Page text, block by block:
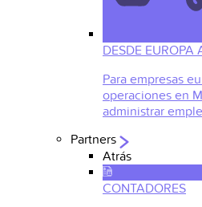
DESDE EUROPA
Para empresas
operaciones en
administrar
Partners
Atrás
CONTADORES